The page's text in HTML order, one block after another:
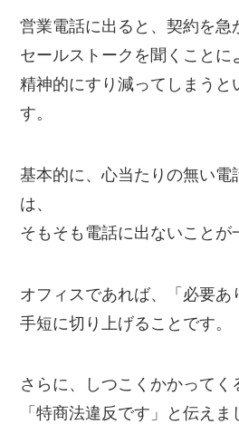
営業電話に出ると、契約を急
セールストークを聞くことに
精神的にすり減ってしまうと
す。
基本的に、心当たりの無い電
は、
そもそも電話に出ないことが
オフィスであれば、「必要あ
手短に切り上げることです。
さらに、しつこくかかってく
「特商法違反です」と伝えま